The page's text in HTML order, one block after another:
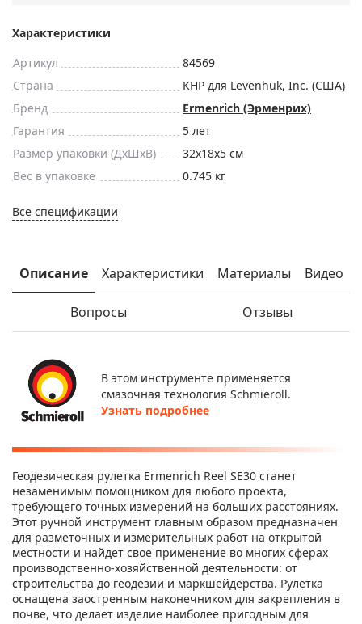
Характеристики
Артикул
84569
Страна
КНР для Levenhuk, Inc. (США)
Бренд
Ermenrich (Эрменрих)
Гарантия
5 лет
Размер упаковки (ДxШxВ)
32x18x5 см
Вес в упаковке
0.745 кг
Все спецификации
Описание Характеристики Материалы Видео
Вопросы Отзывы
В этом инструменте применяется
смазочная технология Schmieroll.
Узнать подробнее
Геодезическая рулетка Ermenrich Reel SE30 станет
незаменимым помощником для любого проекта,
требующего точных измерений на больших расстояниях.
Этот ручной инструмент главным образом предназначен
для разметочных и измерительных работ на открытой
местности и найдет свое применение во многих сферах
производственно-хозяйственной деятельности: от
строительства до геодезии и маркшейдерства. Рулетка
оснащена заостренным наконечником для закрепления в
почве, что делает изделие наиболее пригодным для